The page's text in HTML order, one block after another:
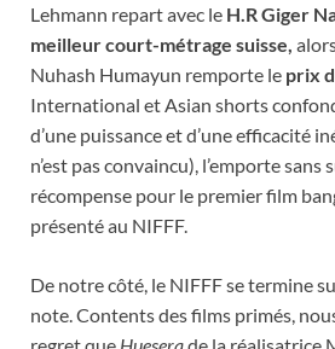
Lehmann repart avec le H.R Giger
meilleur court-métrage suisse,
Nuhash Humayun remporte le prix
International et Asian shorts
d’une puissance et d’une efficacité
n’est pas convaincu), l’emporte sans
récompense pour le premier film
présenté au NIFFF.
De notre côté, le NIFFF se termine
note. Contents des films primés,
regret que Hueserade la réalisatrice